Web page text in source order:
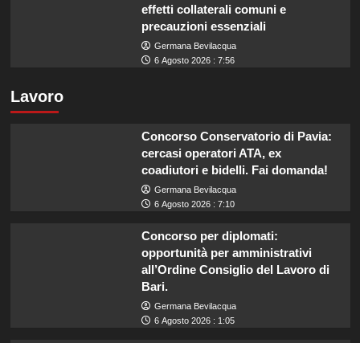
effetti collaterali comuni e
precauzioni essenziali
Germana Bevilacqua
6 Agosto 2026 : 7:56
Lavoro
Concorso Conservatorio di Pavia:
cercasi operatori ATA, ex
coadiutori e bidelli. Fai domanda!
Germana Bevilacqua
6 Agosto 2026 : 7:10
Concorso per diplomati:
opportunità per amministrativi
all’Ordine Consiglio del Lavoro di
Bari.
Germana Bevilacqua
6 Agosto 2026 : 1:05